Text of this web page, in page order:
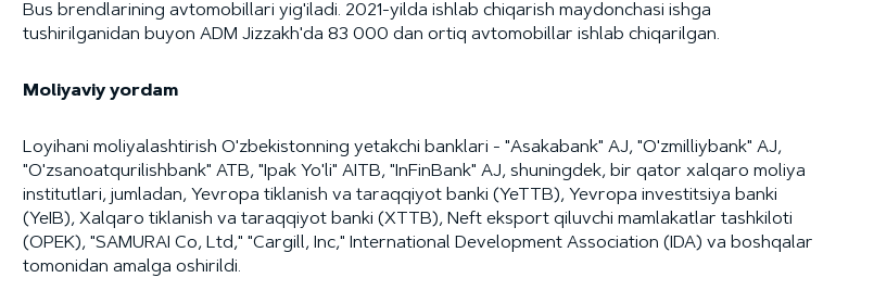
Bus brendlarining avtomobillari yig'iladi. 2021-yilda ishlab chiqarish maydonchasi ishga
tushirilganidan buyon ADM Jizzakh'da 83 000 dan ortiq avtomobillar ishlab chiqarilgan.
Moliyaviy yordam
Loyihani moliyalashtirish O'zbekistonning yetakchi banklari - "Asakabank" AJ, "O'zmilliybank" AJ,
"O'zsanoatqurilishbank" ATB, "Ipak Yo'li" AITB, "InFinBank" AJ, shuningdek, bir qator xalqaro moliya
institutlari, jumladan, Yevropa tiklanish va taraqqiyot banki (YeTTB), Yevropa investitsiya banki
(YeIB), Xalqaro tiklanish va taraqqiyot banki (XTTB), Neft eksport qiluvchi mamlakatlar tashkiloti
(OPEK), "SAMURAI Co, Ltd," "Cargill, Inc," International Development Association (IDA) va boshqalar
tomonidan amalga oshirildi.